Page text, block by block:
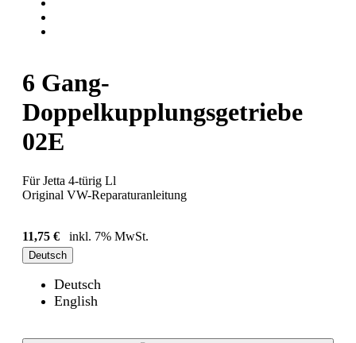
6 Gang-
Doppelkupplungsgetriebe
02E
Für Jetta 4-türig Ll
Original VW-Reparaturanleitung
11,75 € inkl. 7% MwSt.
Deutsch
Deutsch
English